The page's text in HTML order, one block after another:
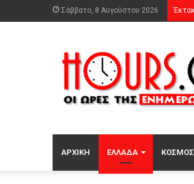
Σάββατο, 8 Αυγούστου 2026
ΑΡΧΙΚΉ ΕΛΛΆΔΑ ΚΌΣΜΟΣ